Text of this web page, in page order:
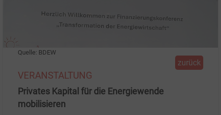
Quelle: BDEW
zurück
VERANSTALTUNG
Privates Kapital für die Energiewende
mobilisieren